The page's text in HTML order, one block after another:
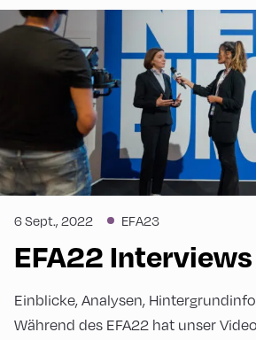
6 Sept., 2022 EFA23
EFA22 Interviews
Einblicke, Analysen,
Während des EFA22 hat unser